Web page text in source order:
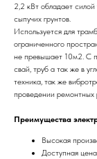
2,2 кВт обладает
сыпучих грунтов.
Используется для
ограниченного
не превышает 10м2. С
свай, труб а так же в
техника, так же
проведении ремонтных
Преимущества
Высокая
Доступная цена